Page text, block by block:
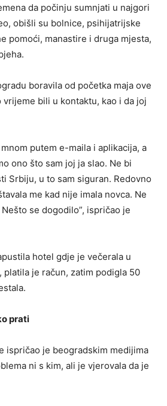
da počinju sumnjati u najgori
obišli su bolnice, psihijatrijske
pomoći, manastire i druga mjesta,
boravila od početka maja ove
bili u kontaktu, kao i da joj
putem e-maila i aplikacija, a
ono što sam joj ja slao. Ne bi
Srbiju, u to sam siguran. Redovno
me kad nije imala novca. Ne
se dogodilo”, ispričao je
hotel gdje je večerala u
platila je račun, zatim podigla 50
prati
ispričao je beogradskim medijima
ni s kim, ali je vjerovala da je